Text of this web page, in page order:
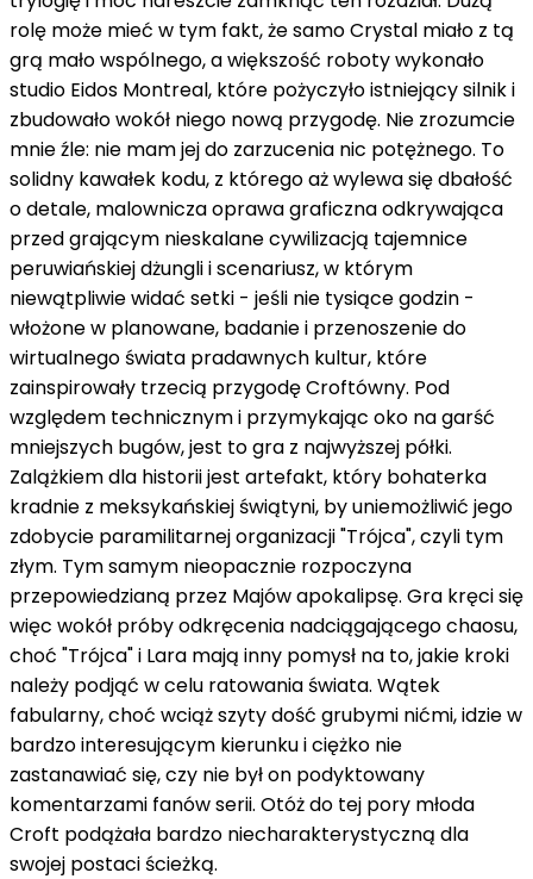
rolę może mieć w tym fakt, że samo Crystal miało z tą
grą mało wspólnego, a większość roboty wykonało
studio Eidos Montreal, które pożyczyło istniejący silnik i
zbudowało wokół niego nową przygodę. Nie zrozumcie
mnie źle: nie mam jej do zarzucenia nic potężnego. To
solidny kawałek kodu, z którego aż wylewa się dbałość
o detale, malownicza oprawa graficzna odkrywająca
przed grającym nieskalane cywilizacją tajemnice
peruwiańskiej dżungli i scenariusz, w którym
niewątpliwie widać setki - jeśli nie tysiące godzin -
włożone w planowane, badanie i przenoszenie do
wirtualnego świata pradawnych kultur, które
zainspirowały trzecią przygodę Croftówny. Pod
względem technicznym i przymykając oko na garść
mniejszych bugów, jest to gra z najwyższej półki.
Zalążkiem dla historii jest artefakt, który bohaterka
kradnie z meksykańskiej świątyni, by uniemożliwić jego
zdobycie paramilitarnej organizacji "Trójca", czyli tym
złym. Tym samym nieopacznie rozpoczyna
przepowiedzianą przez Majów apokalipsę. Gra kręci się
więc wokół próby odkręcenia nadciągającego chaosu,
choć "Trójca" i Lara mają inny pomysł na to, jakie kroki
należy podjąć w celu ratowania świata. Wątek
fabularny, choć wciąż szyty dość grubymi nićmi, idzie w
bardzo interesującym kierunku i ciężko nie
zastanawiać się, czy nie był on podyktowany
komentarzami fanów serii. Otóż do tej pory młoda
Croft podążała bardzo niecharakterystyczną dla
swojej postaci ścieżką.